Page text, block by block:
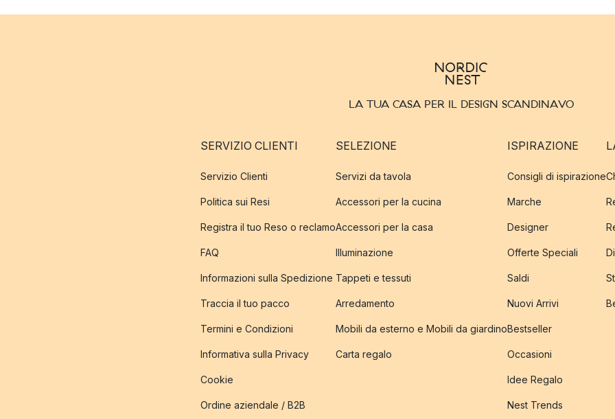
LA TUA CASA PER IL DESIGN SCANDINAVO
SERVIZIO CLIENTI
Servizio Clienti
Politica sui Resi
Registra il tuo Reso o reclamo
FAQ
Informazioni sulla Spedizione
Traccia il tuo pacco
Termini e Condizioni
Informativa sulla Privacy
Cookie
Ordine aziendale / B2B
SELEZIONE
Servizi da tavola
Accessori per la cucina
Accessori per la casa
Illuminazione
Tappeti e tessuti
Arredamento
Mobili da esterno e Mobili da giardino
Carta regalo
ISPIRAZIONE
Consigli di ispirazione
Marche
Designer
Offerte Speciali
Saldi
Nuovi Arrivi
Bestseller
Occasioni
Idee Regalo
Nest Trends